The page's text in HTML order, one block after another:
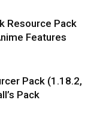
Resource Pack
Features
Pack (1.18.2,
Pack